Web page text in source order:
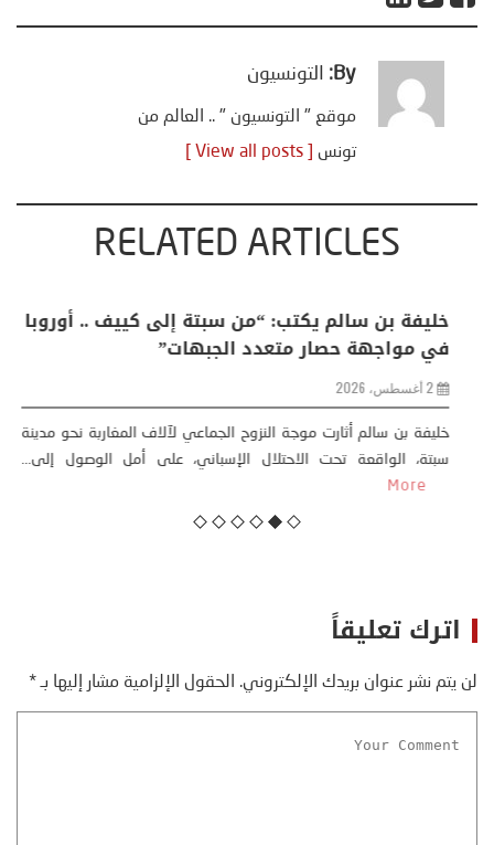
By: التونسيون
موقع " التونسيون " .. العالم من
تونس
RELATED ARTICLES
منذر بالضيافي يكتب حول: التغيرات المناخية: اكثر
من ظاهرة طبيعية .. تحول اجتماعي وحضاري (
مقاربة سوسيولوجية )
23 يوليو، 2026
كتب: منذر بالضيافي بدأت قصتي مع التغييرات المناخية ” المتطرفة”،
منذ نهاية ثمانينات القرن الماضي، حين أطردنا ...
اترك تعليقاً
لن يتم نشر عنوان بريدك الإلكتروني. الحقول الإلزامية مشار إليها بـ*